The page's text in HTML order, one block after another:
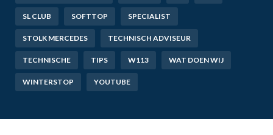
SL CLUB SOFTTOP SPECIALIST
STOLK MERCEDES TECHNISCH ADVISEUR
TECHNISCHE TIPS W113 WAT DOEN WIJ
WINTERSTOP YOUTUBE